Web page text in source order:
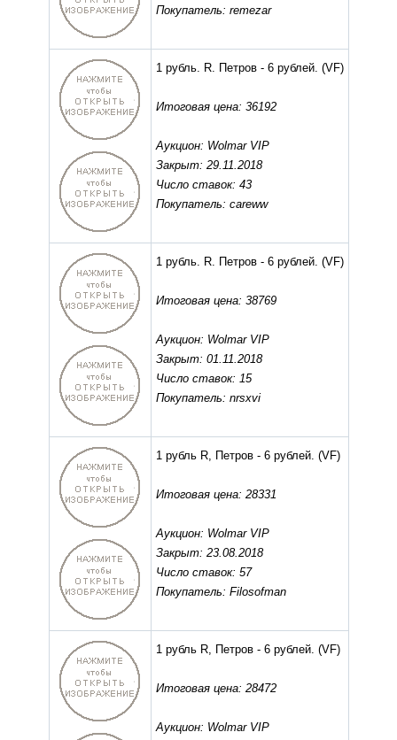
Покупатель: remezar
1 рубль. R. Петров - 6 рублей. (VF)
Итоговая цена: 36192
Аукцион: Wolmar VIP
Закрыт: 29.11.2018
Число ставок: 43
Покупатель: careww
1 рубль. R. Петров - 6 рублей. (VF)
Итоговая цена: 38769
Аукцион: Wolmar VIP
Закрыт: 01.11.2018
Число ставок: 15
Покупатель: nrsxvi
1 рубль R, Петров - 6 рублей. (VF)
Итоговая цена: 28331
Аукцион: Wolmar VIP
Закрыт: 23.08.2018
Число ставок: 57
Покупатель: Filosofman
1 рубль R, Петров - 6 рублей. (VF)
Итоговая цена: 28472
Аукцион: Wolmar VIP